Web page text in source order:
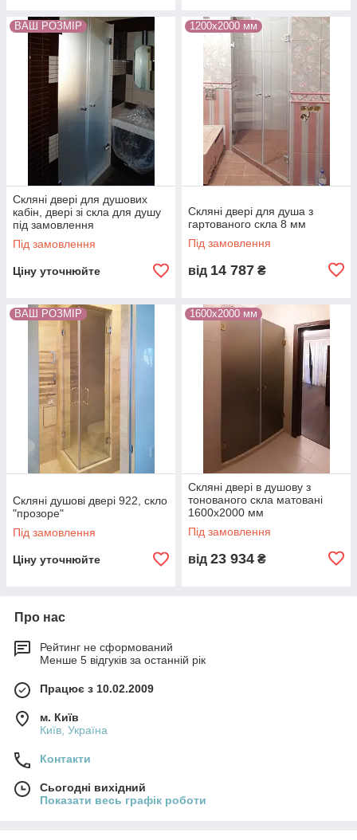
ВАШ РОЗМІР
Скляні двері для душових
кабін, двері зі скла для душу
під замовлення
Під замовлення
Ціну уточнюйте
1200х2000 мм
Скляні двері для душа з
гартованого скла 8 мм
Під замовлення
від 14 787 ₴
ВАШ РОЗМІР
Скляні душові двері 922, скло
"прозоре"
Під замовлення
Ціну уточнюйте
1600х2000 мм
Скляні двері в душову з
тонованого скла матовані
1600х2000 мм
Під замовлення
від 23 934 ₴
Про нас
Рейтинг не сформований
Менше 5 відгуків за останній рік
Працює з 10.02.2009
м. Київ
Київ, Україна
Контакти
Сьогодні вихідний
Показати весь графік роботи